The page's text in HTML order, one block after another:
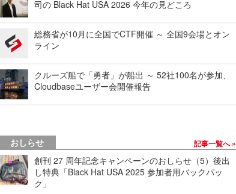
司の Black Hat USA 2026 今年の見どころ
総務省が10月に全国でCTF開催 ～ 全国9会場とオン
ライン
クルーズ船で「勇者」が船出 ～ 52社100名が参加、
Cloudbaseユーザー会開催報告
おしらせ 記事一覧へ
創刊 27 周年記念キャンペーンのおしらせ（5）後出
し特典「Black Hat USA 2025 参加者用バックパッ
ク」